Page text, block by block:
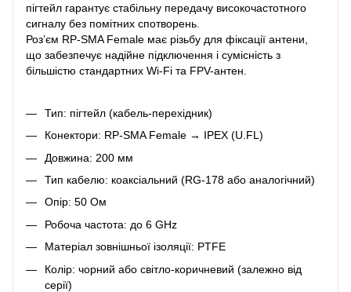
пігтейл гарантує стабільну передачу високочастотного
сигналу без помітних спотворень.
Роз’єм RP-SMA Female має різьбу для фіксації антени,
що забезпечує надійне підключення і сумісність з
більшістю стандартних Wi-Fi та FPV-антен.
Тип: пігтейл (кабель-перехідник)
Конектори: RP-SMA Female → IPEX (U.FL)
Довжина: 200 мм
Тип кабелю: коаксіальний (RG-178 або аналогічний)
Опір: 50 Ом
Робоча частота: до 6 GHz
Матеріал зовнішньої ізоляції: PTFE
Колір: чорний або світло-коричневий (залежно від
серії)